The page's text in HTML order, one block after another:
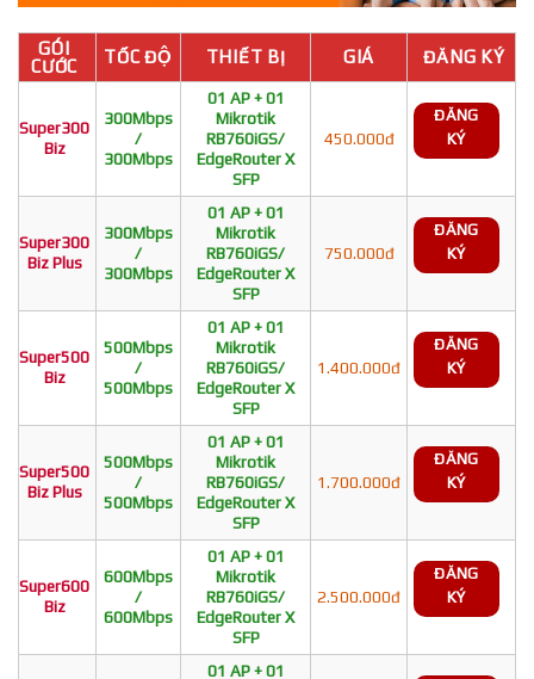
GÓI
CƯỚC
TỐC ĐỘ THIẾT BỊ GIÁ ĐĂNG KÝ
Super300
Biz
300Mbps
/
300Mbps
01 AP + 01
Mikrotik
RB760iGS/
EdgeRouter X
SFP
450.000đ
ĐĂNG
KÝ
Super300
Biz Plus
300Mbps
/
300Mbps
01 AP + 01
Mikrotik
RB760iGS/
EdgeRouter X
SFP
750.000đ
ĐĂNG
KÝ
Super500
Biz
500Mbps
/
500Mbps
01 AP + 01
Mikrotik
RB760iGS/
EdgeRouter X
SFP
1.400.000đ
ĐĂNG
KÝ
Super500
Biz Plus
500Mbps
/
500Mbps
01 AP + 01
Mikrotik
RB760iGS/
EdgeRouter X
SFP
1.700.000đ
ĐĂNG
KÝ
Super600
Biz
600Mbps
/
600Mbps
01 AP + 01
Mikrotik
RB760iGS/
EdgeRouter X
SFP
2.500.000đ
ĐĂNG
KÝ
01 AP + 01